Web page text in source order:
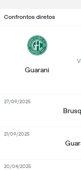
Confrontos diretos
Guarani
27/09/2025
21/09/2025
20/04/2025